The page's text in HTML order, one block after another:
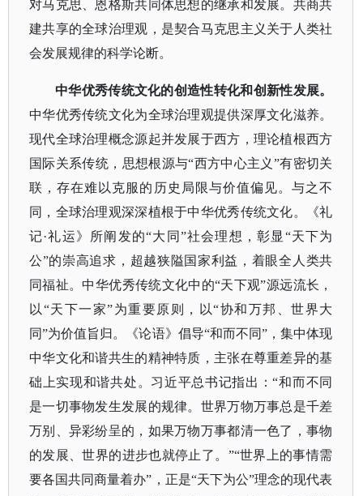
对马克思、恩格斯共同体思想的继承和发展。共商共
建共享的全球治理观，是契合马克思主义关于人类社
会发展规律的科学论断。
中华优秀传统文化的创造性转化和创新性发展。
中华优秀传统文化为全球治理观提供深厚文化滋养。
现代全球治理概念源起并发展于西方，理论植根西方
国际关系传统，思想根源与“西方中心主义”有密切关
联，存在难以克服的历史局限与价值偏见。与之不
同，全球治理观深深植根于中华优秀传统文化。《礼
记·礼运》所阐发的“大同”社会理想，彰显“天下为
公”的崇高追求，超越狭隘国家利益，着眼全人类共
同福祉。中华优秀传统文化中的“天下观”源远流长，
以“天下一家”为重要原则，以“协和万邦、世界大
同”为价值旨归。《论语》倡导“和而不同”，集中体现
中华文化和谐共生的精神特质，主张在尊重差异的基
础上实现和谐共处。习近平总书记指出：“和而不同
是一切事物发生发展的规律。世界万物万事总是千差
万别、异彩纷呈的，如果万物万事都清一色了，事物
的发展、世界的进步也就停止了。”“世界上的事情需
要各国共同商量着办”，正是“天下为公”理念的现代表